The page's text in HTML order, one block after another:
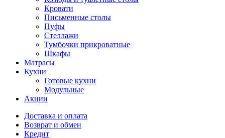
Кровати
Письменные столы
Пуфы
Стеллажи
Тумбочки прикроватные
Шкафы
Матрасы
Кухни
Готовые кухни
Модульные
Акции
Доставка и оплата
Возврат и обмен
Кредит